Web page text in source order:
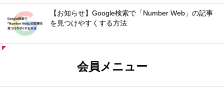
【お知らせ】Google検索で「Number Web」の記事
を見つけやすくする方法
会員メニュー